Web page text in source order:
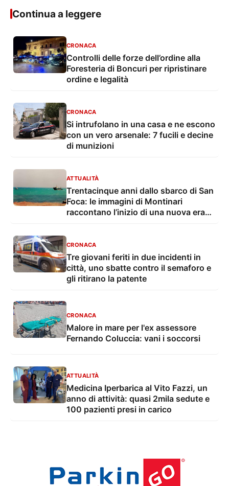
Continua a leggere
CRONACA
Controlli delle forze dell’ordine alla
Foresteria di Boncuri per ripristinare
ordine e legalità
CRONACA
Si intrufolano in una casa e ne escono
con un vero arsenale: 7 fucili e decine
di munizioni
ATTUALITÀ
Trentacinque anni dallo sbarco di San
Foca: le immagini di Montinari
raccontano l’inizio di una nuova era
CRONACA
Tre giovani feriti in due incidenti in
città, uno sbatte contro il semaforo e
gli ritirano la patente
CRONACA
Malore in mare per l'ex assessore
Fernando Coluccia: vani i soccorsi
ATTUALITÀ
Medicina Iperbarica al Vito Fazzi, un
anno di attività: quasi 2mila sedute e
100 pazienti presi in carico